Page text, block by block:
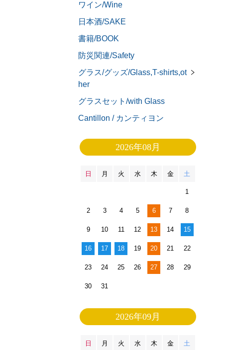
ワイン/Wine
日本酒/SAKE
書籍/BOOK
防災関連/Safety
グラス/グッズ/Glass,T-shirts,ot
her
グラスセット/with Glass
Cantillon / カンティヨン
2026年08月
日 月 火 水 木 金 土
1
2 3 4 5 6 7 8
9 10 11 12 13 14 15
16 17 18 19 20 21 22
23 24 25 26 27 28 29
30 31
2026年09月
日 月 火 水 木 金 土